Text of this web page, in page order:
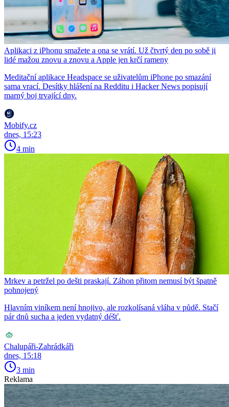
Aplikaci z iPhonu smažete a ona se vrátí. Už čtvrtý den po sobě ji
lidé mažou znovu a znovu a Apple jen krčí rameny
Meditační aplikace Headspace se uživatelům iPhone po smazání
sama vrací. Desítky hlášení na Redditu i Hacker News popisují
marný boj trvající dny.
Mobify.cz
dnes, 15:23
4 min
Mrkev a petržel po dešti praskají. Záhon přitom nemusí být špatně
pohnojený
Hlavním viníkem není hnojivo, ale rozkolísaná vláha v půdě. Stačí
pár dnů sucha a jeden vydatný déšť.
Chalupáři-Zahrádkáři
dnes, 15:18
3 min
Reklama